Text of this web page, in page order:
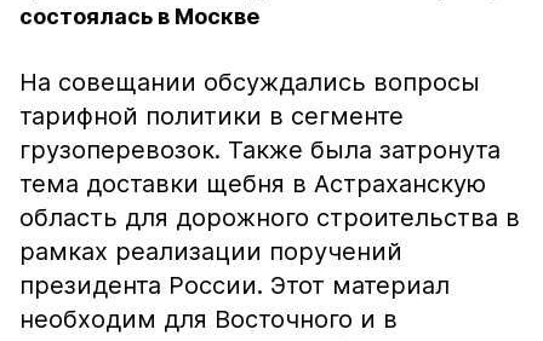
состоялась в Москве
На совещании обсуждались вопросы
тарифной политики в сегменте
грузоперевозок. Также была затронута
тема доставки щебня в Астраханскую
область для дорожного строительства в
рамках реализации поручений
президента России. Этот материал
необходим для Восточного и в